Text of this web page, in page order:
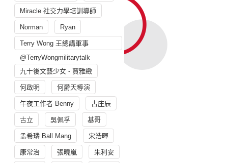
Miracle 社交力學培訓導師
Norman Ryan
Terry Wong 王總講軍事
@TerryWongmilitarytalk
九十後文藝少女 - 賈雅緻
何啟明 何爵天導演
午夜工作者 Benny 古庄辰
古立 吳佩孚 基哥
孟希璘 Ball Mang 宋浩暉
康常治 張曉嵐 朱利安